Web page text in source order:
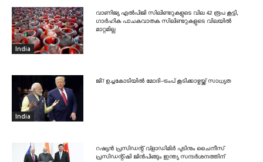
India
വാണിജ്യ എൽപിജി സിലിണ്ടറുകളുടെ വില 42 രൂപ കൂട്ടി,
ഗാർഹിക പാചകവാതക സിലിണ്ടറുകളുടെ വിലയിൽ
മാറ്റമില്ല
India
ജി7 ഉച്ചകോടിയിൽ മോദി-ട്രംപ് കൂടിക്കാഴ്ചയ്ക്ക് സാധ്യത
റഷ്യൻ പ്രസിഡന്റ് വ്‌ളാഡിമിർ പുടിനും ചൈനീസ്
പ്രസിഡന്റ്ഷി ജിൻപിങ്ങും ഇന്ത്യ സന്ദർശനത്തിന്